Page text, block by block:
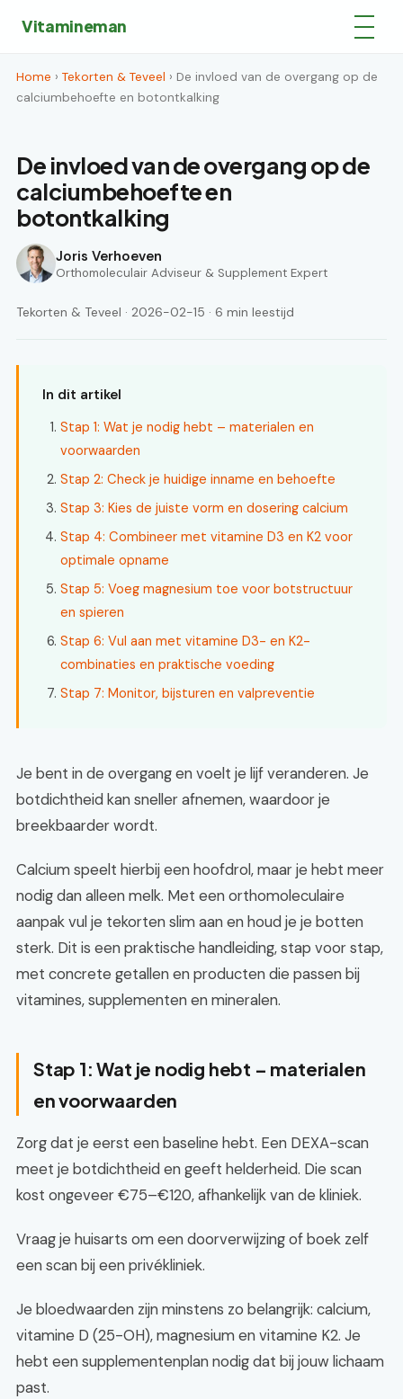
Vitamineman
Home › Tekorten & Teveel › De invloed van de overgang op de
calciumbehoefte en botontkalking
De invloed van de overgang op de
calciumbehoefte en
botontkalking
Joris Verhoeven
Orthomoleculair Adviseur & Supplement Expert
Tekorten & Teveel · 2026-02-15 · 6 min leestijd
In dit artikel
Stap 1: Wat je nodig hebt – materialen en
voorwaarden
Stap 2: Check je huidige inname en behoefte
Stap 3: Kies de juiste vorm en dosering calcium
Stap 4: Combineer met vitamine D3 en K2 voor
optimale opname
Stap 5: Voeg magnesium toe voor botstructuur
en spieren
Stap 6: Vul aan met vitamine D3- en K2-
combinaties en praktische voeding
Stap 7: Monitor, bijsturen en valpreventie
Je bent in de overgang en voelt je lijf veranderen. Je
botdichtheid kan sneller afnemen, waardoor je
breekbaarder wordt.
Calcium speelt hierbij een hoofdrol, maar je hebt meer
nodig dan alleen melk. Met een orthomoleculaire
aanpak vul je tekorten slim aan en houd je je botten
sterk. Dit is een praktische handleiding, stap voor stap,
met concrete getallen en producten die passen bij
vitamines, supplementen en mineralen.
Stap 1: Wat je nodig hebt – materialen
en voorwaarden
Zorg dat je eerst een baseline hebt. Een DEXA-scan
meet je botdichtheid en geeft helderheid. Die scan
kost ongeveer €75–€120, afhankelijk van de kliniek.
Vraag je huisarts om een doorverwijzing of boek zelf
een scan bij een privékliniek.
Je bloedwaarden zijn minstens zo belangrijk: calcium,
vitamine D (25-OH), magnesium en vitamine K2. Je
hebt een supplementenplan nodig dat bij jouw lichaam
past.